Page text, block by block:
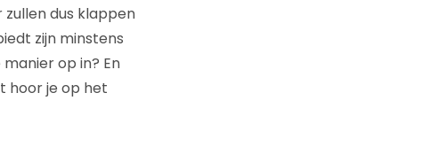
dus klappen
zijn minstens
op in? En
hoor je op het